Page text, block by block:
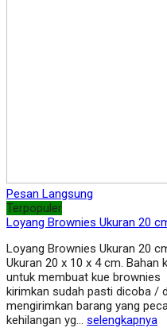
Pesan Langsung
Terpopuler
Loyang Brownies Ukuran 20
Loyang Brownies Ukuran 20
Ukuran 20 x 10 x 4 cm. Bahan
untuk membuat kue brownies
kirimkan sudah pasti dicoba /
mengirimkan barang yang
kehilangan yg… selengkapnya